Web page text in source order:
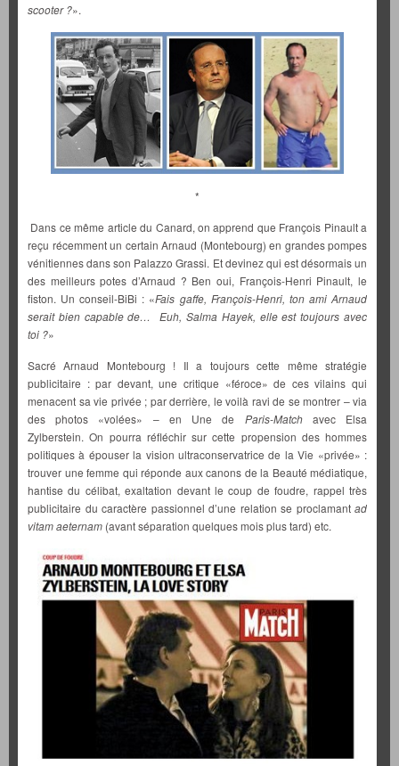
scooter ?».
*
Dans ce même article du Canard, on apprend que François Pinault a
reçu récemment un certain Arnaud (Montebourg) en grandes pompes
vénitiennes dans son Palazzo Grassi. Et devinez qui est désormais un
des meilleurs potes d’Arnaud ? Ben oui, François-Henri Pinault, le
fiston. Un conseil-BiBi : «Fais gaffe, François-Henri, ton ami Arnaud
serait bien capable de… Euh, Salma Hayek, elle est toujours avec
toi ?»
Sacré Arnaud Montebourg ! Il a toujours cette même stratégie
publicitaire : par devant, une critique «féroce» de ces vilains qui
menacent sa vie privée ; par derrière, le voilà ravi de se montrer – via
des photos «volées» – en Une de Paris-Matchavec Elsa
Zylberstein. On pourra réfléchir sur cette propension des hommes
politiques à épouser la vision ultraconservatrice de la Vie «privée» :
trouver une femme qui réponde aux canons de la Beauté médiatique,
hantise du célibat, exaltation devant le coup de foudre, rappel très
publicitaire du caractère passionnel d’une relation se proclamant ad
vitam aeternam (avant séparation quelques mois plus tard) etc.